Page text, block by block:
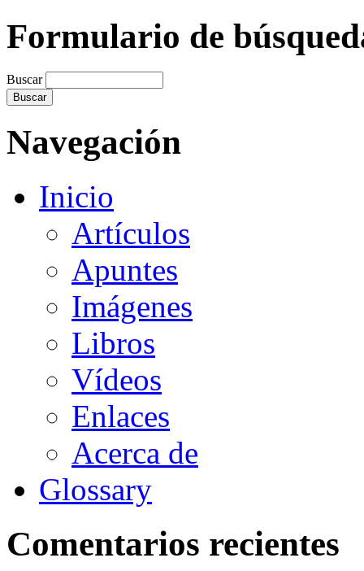
Formulario de
Buscar
Navegación
Inicio
Artículos
Apuntes
Imágenes
Libros
Vídeos
Enlaces
Acerca de
Glossary
Comentarios recientes